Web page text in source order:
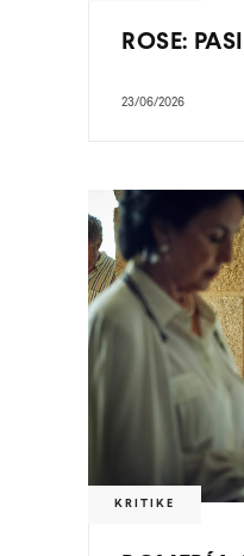
ROSE:
23/06/2026
KRITIKE